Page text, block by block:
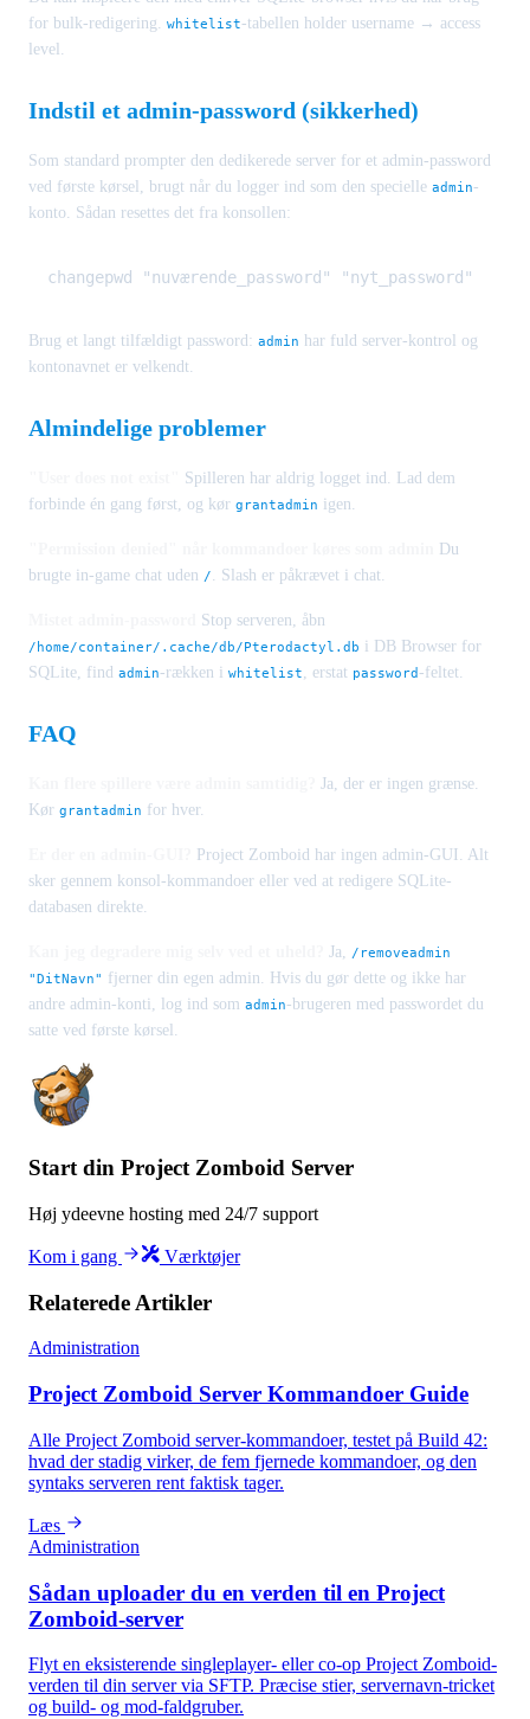
for bulk-redigering. whitelist-tabellen holder username → access
level.
Indstil et admin-password (sikkerhed)
Som standard prompter den dedikerede server for et admin-password
ved første kørsel, brugt når du logger ind som den specielle admin-
konto. Sådan resettes det fra konsollen:
Brug et langt tilfældigt password: admin har fuld server-kontrol og
kontonavnet er velkendt.
Almindelige problemer
Spilleren har aldrig logget ind. Lad dem
forbinde én gang først, og kør grantadmin igen.
Du
brugte in-game chat uden / . Slash er påkrævet i chat.
Stop serveren, åbn
/home/container/.cache/db/Pterodactyl.db i DB Browser for
SQLite, find admin-rækken i whitelist , erstat password-feltet.
FAQ
Ja, der er ingen grænse.
Kør grantadmin for hver.
Project Zomboid har ingen admin-GUI. Alt
sker gennem konsol-kommandoer eller ved at redigere SQLite-
databasen direkte.
Ja,
/removeadmin
"DitNavn" fjerner din egen admin. Hvis du gør dette og ikke har
andre admin-konti, log ind som admin-brugeren med passwordet du
satte ved første kørsel.
Start din Project Zomboid Server
Høj ydeevne hosting med 24/7 support
Kom i gang Værktøjer
Relaterede Artikler
Administration
Project Zomboid Server Kommandoer Guide
Alle Project Zomboid server-kommandoer, testet på Build 42:
hvad der stadig virker, de fem fjernede kommandoer, og den
syntaks serveren rent faktisk tager.
Læs
Administration
Sådan uploader du en verden til en Project
Zomboid-server
Flyt en eksisterende singleplayer- eller co-op Project Zomboid-
verden til din server via SFTP. Præcise stier, servernavn-tricket
og build- og mod-faldgruber.